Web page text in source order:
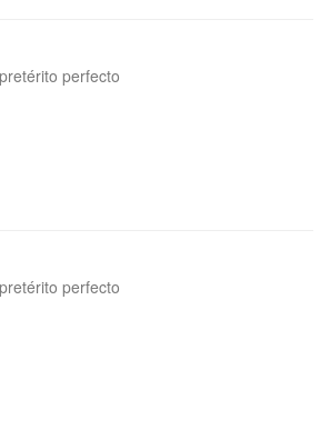
perfecto
perfecto